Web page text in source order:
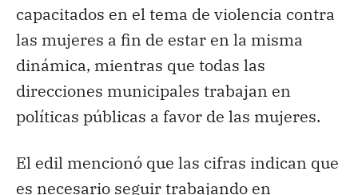
capacitados en el tema de violencia contra
las mujeres a fin de estar en la misma
dinámica, mientras que todas las
direcciones municipales trabajan en
políticas públicas a favor de las mujeres.
El edil mencionó que las cifras indican que
es necesario seguir trabajando en